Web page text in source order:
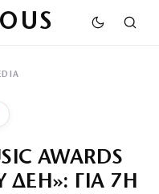
AWARDS
ΔΕΗ»: ΓΙΑ 7Η